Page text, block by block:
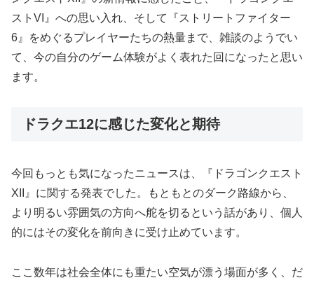
ストVI』への思い入れ、そして『ストリートファイター
6』をめぐるプレイヤーたちの熱量まで、雑談のようでい
て、今の自分のゲーム体験がよく表れた回になったと思い
ます。
ドラクエ12に感じた変化と期待
今回もっとも気になったニュースは、『ドラゴンクエスト
XII』に関する発表でした。もともとのダーク路線から、
より明るい雰囲気の方向へ舵を切るという話があり、個人
的にはその変化を前向きに受け止めています。
ここ数年は社会全体にも重たい空気が漂う場面が多く、だ